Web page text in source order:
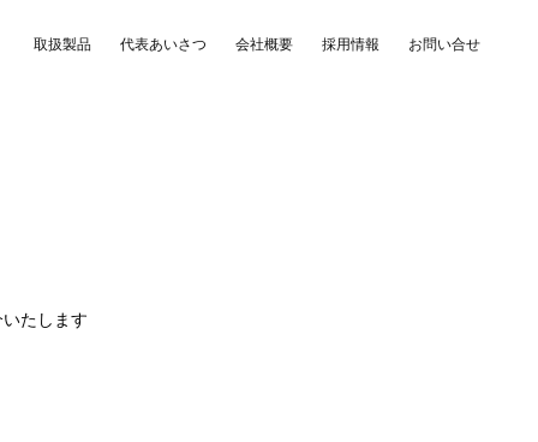
取扱製品 代表あいさつ 会社概要 採用情報 お問い合せ
たします